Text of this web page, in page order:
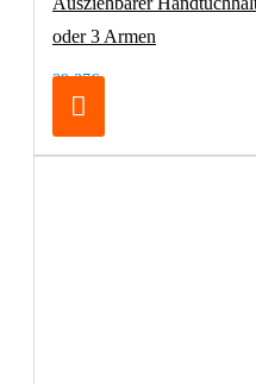
oder 3 Armen
29,37€